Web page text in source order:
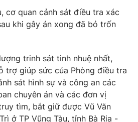
hình thức nếu không có sự chấp
rõ nguồn VTV.vn khi phát hành lại
cơ quan cảnh sát điều tra xác
khi gây án xong đã bỏ trốn
trinh sát tinh nhuệ nhất,
trợ giúp sức của Phòng điều tra
sát hình sự và công an các
chuyên án và các đơn vị
tìm, bắt giữ được Vũ Văn
ở TP Vũng Tàu, tỉnh Bà Rịa -